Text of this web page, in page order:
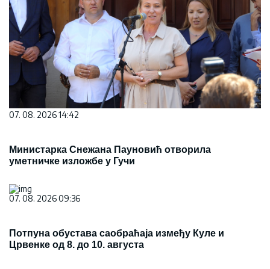
07. 08. 2026 14:42
Министарка Снежана Пауновић отворила
уметничке изложбе у Гучи
07. 08. 2026 09:36
Потпуна обустава саобраћаја између Куле и
Црвенке од 8. до 10. августа